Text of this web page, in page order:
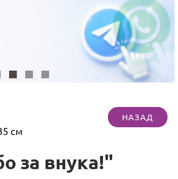
см
за внука!"